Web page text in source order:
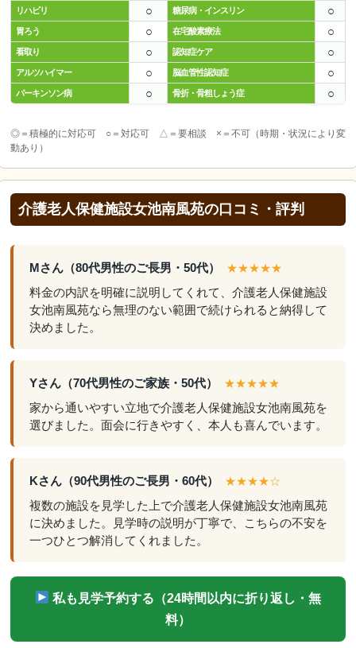
リハビリ ○ 糖尿病・インスリン ○
胃ろう ○ 在宅酸素療法 ○
看取り ○ 認知症ケア ○
アルツハイマー ○ 脳血管性認知症 ○
パーキンソン病 ○ 骨折・骨粗しょう症 ○
◎＝積極的に対応可 ○＝対応可 △＝要相談 ×＝不可（時期・状況により変
動あり）
介護老人保健施設女池南風苑の口コミ・評判
Mさん（80代男性のご長男・50代） ★★★★★
料金の内訳を明確に説明してくれて、介護老人保健施設
女池南風苑なら無理のない範囲で続けられると納得して
決めました。
Yさん（70代男性のご家族・50代） ★★★★★
家から通いやすい立地で介護老人保健施設女池南風苑を
選びました。面会に行きやすく、本人も喜んでいます。
Kさん（90代男性のご長男・60代） ★★★★☆
複数の施設を見学した上で介護老人保健施設女池南風苑
に決めました。見学時の説明が丁寧で、こちらの不安を
一つひとつ解消してくれました。
私も見学予約する（24時間以内に折り返し・無
料）